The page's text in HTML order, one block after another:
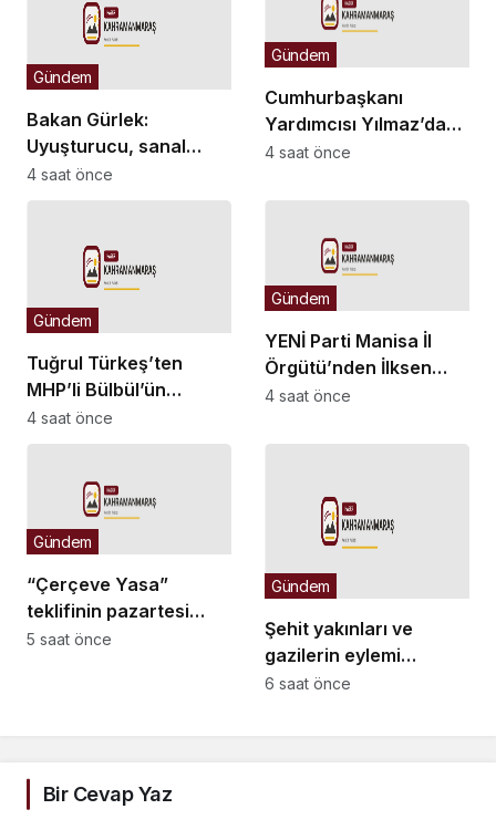
Bakan Gürlek:
Uyuşturucu, sanal
bahis ve sokak
çeteleriyle
boyuta geçeceğiz
Gündem
4 saat önce
Cumhurbaşkanı
Yardımcısı Yılmaz’dan
Demirtaş açıklaması:
olmaz, kararı yargı
Gündem
4 saat önce
Tuğrul Türkeş’ten
MHP’li Bülbül’ün
Ayyüce Türkeş Taş’a
yönelik tavrına tepki:
buluyorum
Gündem
4 saat önce
YENİ Parti Manisa İl
Örgütü’nden İlksen
Özalper’in
“Yanlış şehri seçtiniz”
Gündem
4 saat önce
“Çerçeve Yasa”
teklifinin pazartesi
günü TBMM Genel
Gündem
5 saat önce
Şehit yakınları ve
gazilerin eylemi
sürüyor… Bir gazi:
Gündem
6 saat önce
Bir Cevap Yaz